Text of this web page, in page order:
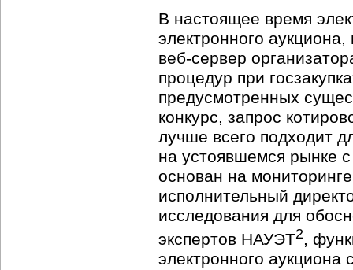
В настоящее время
электронного
веб-сервер
процедур при
предусмотренных
конкурс, запрос
лучше всего подходит
на устоявшемся рынке
основан на
исполнительный
исследования для
экспертов НАУЭТ2,
электронного